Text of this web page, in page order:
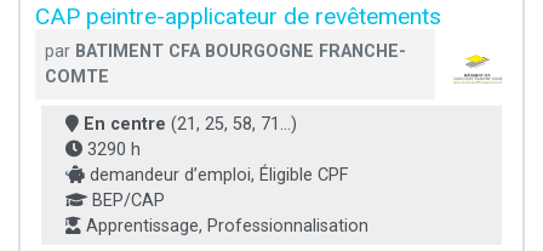
CAP peintre-applicateur de revêtements
par BATIMENT CFA BOURGOGNE FRANCHE-
COMTE
En centre (21, 25, 58, 71...)
3290 h
demandeur d’emploi, Éligible CPF
BEP/CAP
Apprentissage, Professionnalisation